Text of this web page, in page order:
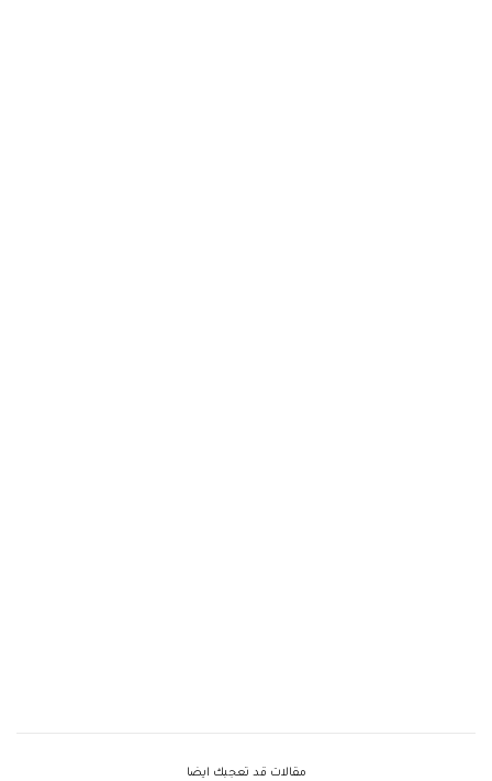
مقالات قد تعجبك ايضا